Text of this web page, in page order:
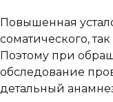
Повышенная
соматического,
Поэтому при
обследование
детальный